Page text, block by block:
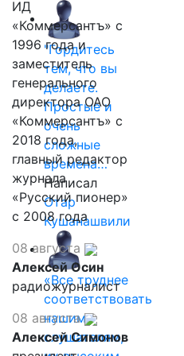
"Гордитесь
тем, что вы
делаете.
Простые и
очень
сложные
времена…
Написал
Отар
Кушанашвили
«Все труднее
соответствовать
нашим
слушателям,
ИД
«Коммерсантъ» с
1996 года и
заместитель
генерального
директора ОАО
«Коммерсантъ» с
2018 года,
главный редактор
журнала
«Русский пионер»
с 2008 года
08 августа
Алексей Осин
радиожурналист
08 августа
Алексей Симонов